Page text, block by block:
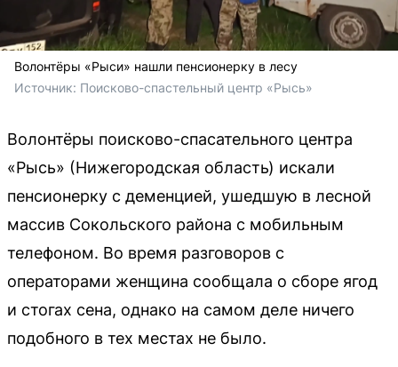
Волонтёры «Рыси» нашли пенсионерку в лесу
Источник: Поисково-спастельный центр «Рысь»
Волонтёры поисково-спасательного центра
«Рысь» (Нижегородская область) искали
пенсионерку с деменцией, ушедшую в лесной
массив Сокольского района с мобильным
телефоном. Во время разговоров с
операторами женщина сообщала о сборе ягод
и стогах сена, однако на самом деле ничего
подобного в тех местах не было.